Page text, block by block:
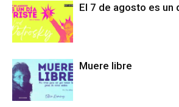
El 7 de agosto es un
Muere libre